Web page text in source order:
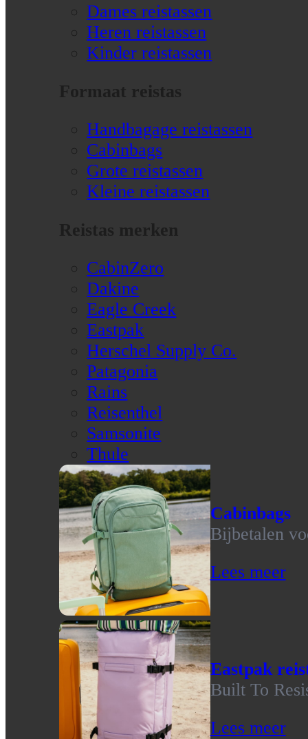
Dames reistassen
Heren reistassen
Kinder reistassen
Formaat reistas
Handbagage reistassen
Cabinbags
Grote reistassen
Kleine reistassen
Reistas merken
CabinZero
Dakine
Eagle Creek
Eastpak
Herschel Supply Co.
Patagonia
Rains
Reisenthel
Samsonite
Thule
Cabinbags
Bijbetalen
Lees meer
Eastpak
Built To
Lees meer